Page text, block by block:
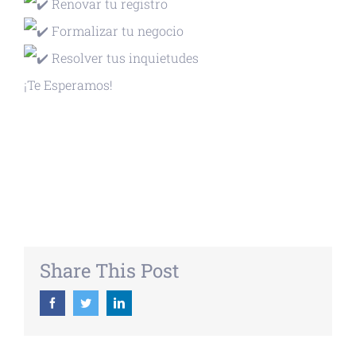
Renovar tu registro
Formalizar tu negocio
Resolver tus inquietudes
¡Te Esperamos!
Share This Post
FacebookTwitterLinkedin